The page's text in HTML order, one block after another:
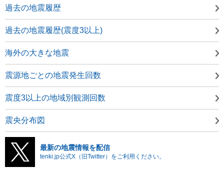
過去の地震履歴
過去の地震履歴(震度3以上)
海外の大きな地震
震源地ごとの地震発生回数
震度3以上の地域別観測回数
震央分布図
最新の地震情報を配信
tenki.jp公式X（旧Twitter）をご利用ください。